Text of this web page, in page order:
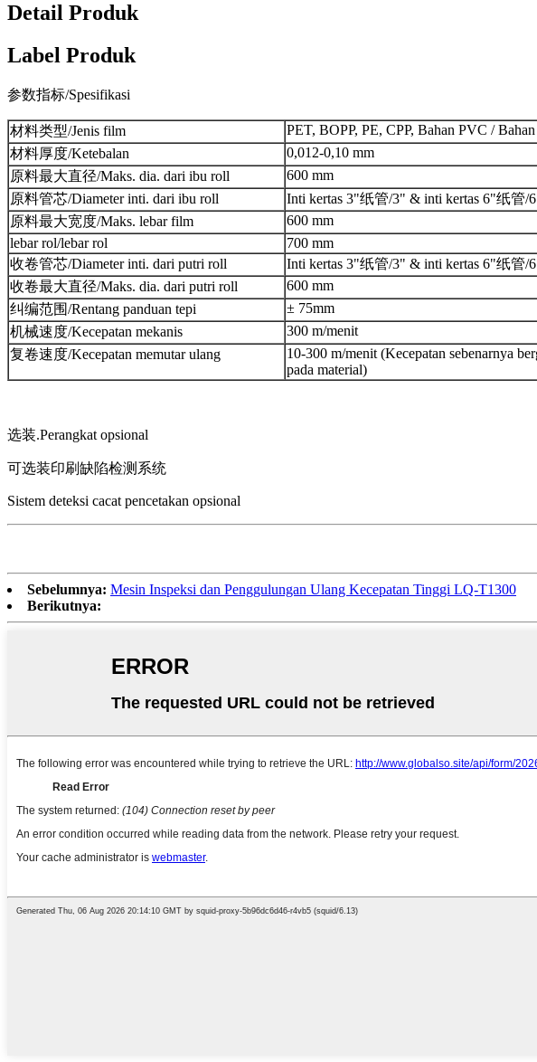
Detail Produk
Label Produk
参数指标/Spesifikasi
材料类型/Jenis film
PET, BOPP, PE, CPP, Bahan PVC /
材料厚度/Ketebalan
0,012-0,10 mm
原料最大直径/Maks. dia. dari ibu roll
600 mm
原料管芯/Diameter inti. dari ibu roll
Inti kertas 3"纸管/3" & inti kertas 6"纸管/
原料最大宽度/Maks. lebar film
600 mm
lebar rol/lebar rol
700 mm
收卷管芯/Diameter inti. dari putri roll
Inti kertas 3"纸管/3" & inti kertas 6"纸管/
收卷最大直径/Maks. dia. dari putri roll
600 mm
纠编范围/Rentang panduan tepi
± 75mm
机械速度/Kecepatan mekanis
300 m/menit
复卷速度/Kecepatan memutar ulang
10-300 m/menit (Kecepatan sebenarnya
pada material)
选装.Perangkat opsional
可选装印刷缺陷检测系统
Sistem deteksi cacat pencetakan opsional
Sebelumnya: Mesin Inspeksi dan Penggulungan Ulang Kecepatan Tinggi LQ-T1300
Berikutnya: